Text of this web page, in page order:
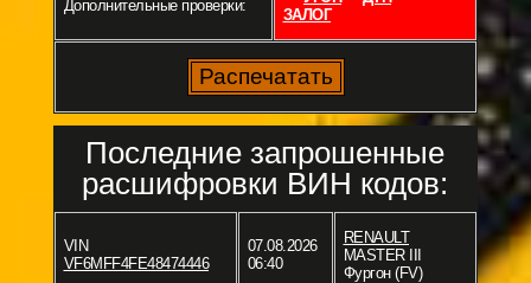
Дополнительные проверки:
ЗАЛОГ
Последние запрошенные
расшифровки ВИН кодов:
VIN
VF6MFF4FE48474446
07.08.2026
06:40
RENAULT
MASTER III
Фургон (FV)